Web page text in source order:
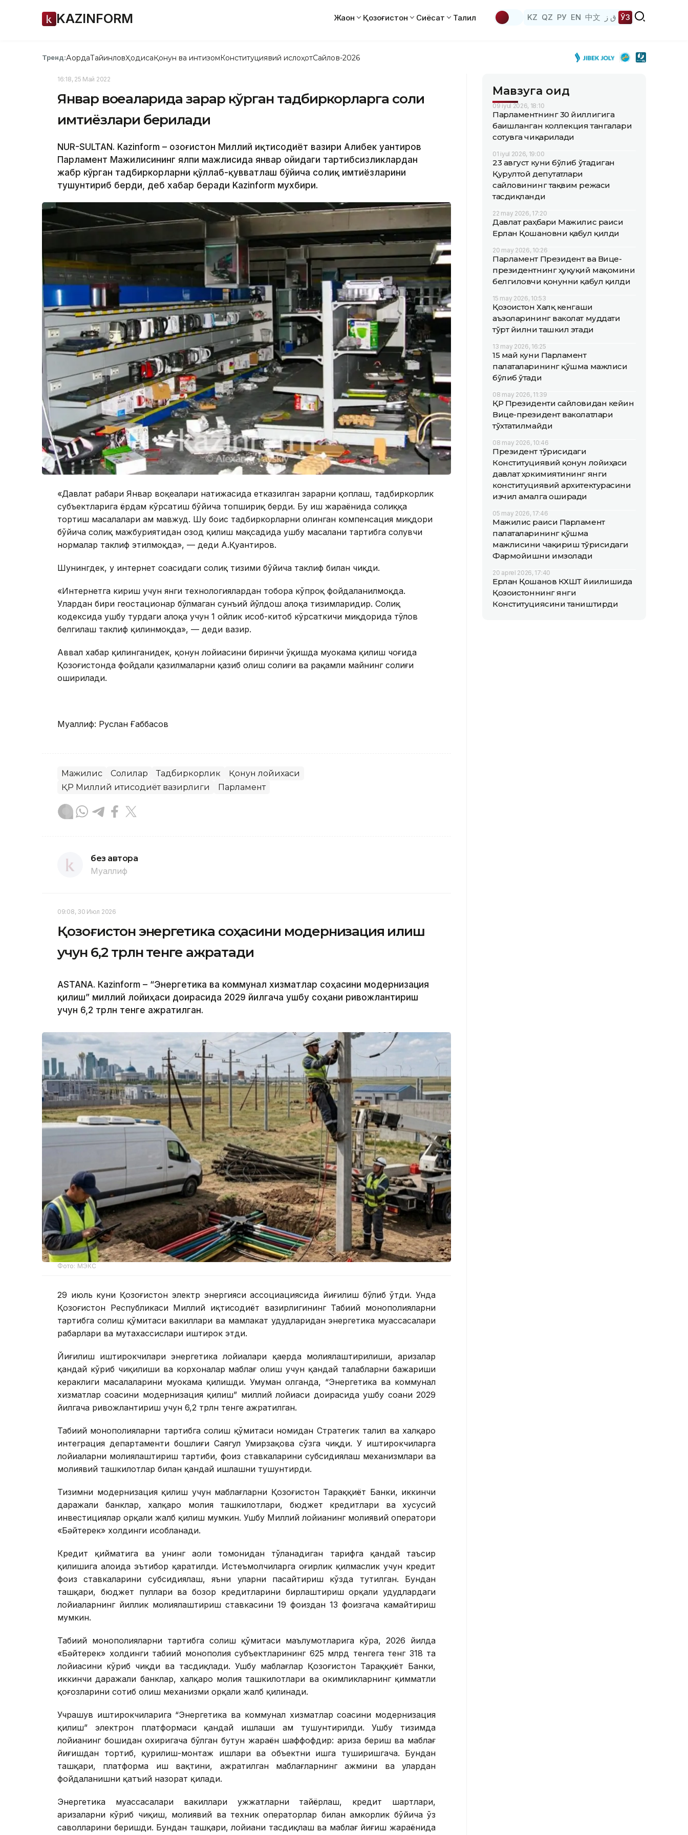
KAZINFORM Жаҳон Қозоғистон Сиёсат Таҳлил KZ QZ РУ EN 中文 ق ز ЎЗ
Тренд:АқордаТайинловҲодисаҚонун ва интизомКонституциявий ислоҳотСайлов-2026
16:18, 25 Май 2022
Январ воқеаларида зарар кўрган тадбиркорларга солиқ
имтиёзлари берилади
NUR-SULTAN. Kazinform – Қозоғистон Миллий иқтисодиёт вазири Алибек Қуантиров
Парламент Мажилисининг ялпи мажлисида январ ойидаги тартибсизликлардан
жабр кўрган тадбиркорларни қўллаб-қувватлаш бўйича солиқ имтиёзларини
тушунтириб берди, деб хабар беради Kazinform мухбири.
«Давлат раҳбари Январ воқеалари натижасида етказилган зарарни қоплаш, тадбиркорлик
субъектларига ёрдам кўрсатиш бўйича топшириқ берди. Бу иш жараёнида солиққа
тортиш масалалари ҳам мавжуд. Шу боис тадбиркорларни олинган компенсация миқдори
бўйича солиқ мажбуриятидан озод қилиш мақсадида ушбу масалани тартибга солувчи
нормалар таклиф этилмоқда», — деди А.Қуантиров.
Шунингдек, у интернет соҳасидаги солиқ тизими бўйича таклиф билан чиқди.
«Интернетга кириш учун янги технологиялардан тобора кўпроқ фойдаланилмоқда.
Улардан бири геостационар бўлмаган сунъий йўлдош алоқа тизимларидир. Солиқ
кодексида ушбу турдаги алоқа учун 1 ойлик ҳисоб-китоб кўрсаткичи миқдорида тўлов
белгилаш таклиф қилинмоқда», — деди вазир.
Аввал хабар қилинганидек, қонун лойиҳасини биринчи ўқишда муҳокама қилиш чоғида
Қозоғистонда фойдали қазилмаларни қазиб олиш солиғи ва рақамли майнинг солиғи
оширилади.
Муаллиф: Руслан Ғаббасов
Мажилис Солиқлар Тадбиркорлик
Қонун лойихаси
ҚР Миллий иқтисодиёт вазирлиги
Парламент
без автора
Муаллиф
09:08, 30 Июл 2026
Қозоғистон энергетика соҳасини модернизация қилиш
учун 6,2 трлн тенге ажратади
ASTANА. Кazinform – “Энергетика ва коммунал хизматлар соҳасини модернизация
қилиш” миллий лойиҳаси доирасида 2029 йилгача ушбу соҳани ривожлантириш
учун 6,2 трлн тенге ажратилган.
Фото: МЭКС
29 июль куни Қозоғистон электр энергияси ассоциациясида йиғилиш бўлиб ўтди. Унда
Қозоғистон Республикаси Миллий иқтисодиёт вазирлигининг Табиий монополияларни
тартибга солиш қўмитаси вакиллари ва мамлакат ҳудудларидан энергетика муассасалари
раҳбарлари ва мутахассислари иштирок этди.
Йиғилиш иштирокчилари энергетика лойиҳалари қаерда молиялаштирилиши, аризалар
қандай кўриб чиқилиши ва корхоналар маблағ олиш учун қандай талабларни бажариши
кераклиги масалаларини муҳокама қилишди. Умуман олганда, “Энергетика ва коммунал
хизматлар соҳасини модернизация қилиш” миллий лойиҳаси доирасида ушбу соҳани 2029
йилгача ривожлантириш учун 6,2 трлн тенге ажратилган.
Табиий монополияларни тартибга солиш қўмитаси номидан Стратегик таҳлил ва халқаро
интеграция департаменти бошлиғи Саягул Умирзақова сўзга чиқди. У иштирокчиларга
лойиҳаларни молиялаштириш тартиби, фоиз ставкаларини субсидиялаш механизмлари ва
молиявий ташкилотлар билан қандай ишлашни тушунтирди.
Тизимни модернизация қилиш учун маблағларни Қозоғистон Тараққиёт Банки, иккинчи
даражали банклар, халқаро молия ташкилотлари, бюджет кредитлари ва хусусий
инвестициялар орқали жалб қилиш мумкин. Ушбу Миллий лойиҳанинг молиявий оператори
«Бәйтерек» холдинги ҳисобланади.
Кредит қийматига ва унинг аҳоли томонидан тўланадиган тарифга қандай таъсир
қилишига алоҳида эътибор қаратилди. Истеъмолчиларга оғирлик қилмаслик учун кредит
фоиз ставкаларини субсидиялаш, яъни уларни пасайтириш кўзда тутилган. Бундан
ташқари, бюджет пуллари ва бозор кредитларини бирлаштириш орқали ҳудудлардаги
лойиҳаларнинг йиллик молиялаштириш ставкасини 19 фоиздан 13 фоизгача камайтириш
мумкин.
Табиий монополияларни тартибга солиш қўмитаси маълумотларига кўра, 2026 йилда
«Бәйтерек» холдинги табиий монополия субъектларининг 625 млрд тенгега тенг 318 та
лойиҳасини кўриб чиқди ва тасдиқлади. Ушбу маблағлар Қозоғистон Тараққиёт Банки,
иккинчи даражали банклар, халқаро молия ташкилотлари ва ҳокимликларнинг қимматли
қоғозларини сотиб олиш механизми орқали жалб қилинади.
Учрашув иштирокчиларига “Энергетика ва коммунал хизматлар соҳасини модернизация
қилиш” электрон платформаси қандай ишлаши ҳам тушунтирилди. Ушбу тизимда
лойиҳанинг бошидан охиригача бўлган бутун жараён шаффофдир: ариза бериш ва маблағ
йиғишдан тортиб, қурилиш-монтаж ишлари ва объектни ишга туширишгача. Бундан
ташқари, платформа иш вақтини, ажратилган маблағларнинг ҳажмини ва улардан
фойдаланишни қатъий назорат қилади.
Энергетика муассасалари вакиллари ҳужжатларни тайёрлаш, кредит шартлари,
аризаларни кўриб чиқиш, молиявий ва техник операторлар билан ҳамкорлик бўйича ўз
саволларини беришди. Бундан ташқари, лойиҳани тасдиқлаш ва маблағ йиғиш жараёнида
Мавзуга оид
09 iyul 2026, 18:10
Парламентнинг 30 йиллигига
бағишланган коллекция тангалари
сотувга чиқарилади
01 iyul 2026, 19:00
23 август куни бўлиб ўтадиган
Қурултой депутатлари
сайловининг тақвим режаси
тасдиқланди
22 may 2026, 17:20
Давлат раҳбари Мажилис раиси
Ерлан Қошановни қабул қилди
20 may 2026, 10:26
Парламент Президент ва Вице-
президентнинг ҳуқуқий мақомини
белгиловчи қонунни қабул қилди
15 may 2026, 10:53
Қозоғистон Халқ кенгаши
аъзоларининг ваколат муддати
тўрт йилни ташкил этади
13 may 2026, 16:25
15 май куни Парламент
палаталарининг қўшма мажлиси
бўлиб ўтади
08 may 2026, 11:39
ҚР Президенти сайловидан кейин
Вице-президент ваколатлари
тўхтатилмайди
08 may 2026, 10:46
Президент тўғрисидаги
Конституциявий қонун лойиҳаси
давлат ҳокимиятининг янги
конституциявий архитектурасини
изчил амалга оширади
05 may 2026, 17:46
Мажилис раиси Парламент
палаталарининг қўшма
мажлисини чақириш тўғрисидаги
Фармойишни имзолади
20 aprel 2026, 17:40
Ерлан Қошанов КХШТ йиғилишида
Қозоғистоннинг янги
Конституциясини таништирди